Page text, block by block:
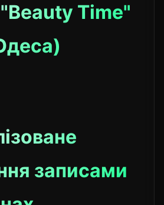
"Beauty Time"
записами